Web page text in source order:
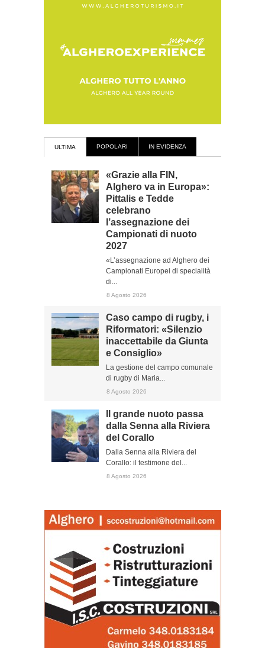
ULTIMA POPOLARI IN EVIDENZA
«Grazie alla FIN,
Alghero va in Europa»:
Pittalis e Tedde
celebrano
l’assegnazione dei
Campionati di nuoto
2027
«L’assegnazione ad Alghero dei
Campionati Europei di specialità
di...
8 Agosto 2026
Caso campo di rugby, i
Riformatori: «Silenzio
inaccettabile da Giunta
e Consiglio»
La gestione del campo comunale
di rugby di Maria...
8 Agosto 2026
Il grande nuoto passa
dalla Senna alla Riviera
del Corallo
Dalla Senna alla Riviera del
Corallo: il testimone del...
8 Agosto 2026